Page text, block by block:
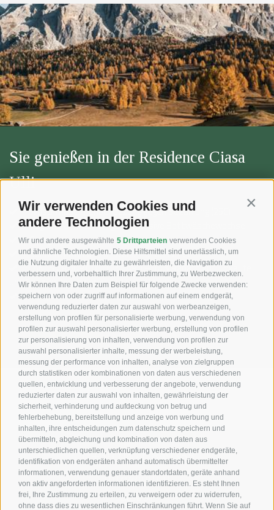
Wir verwenden Cookies und
andere Technologien
Wir und andere ausgewählte 5 Drittparteien verwenden Cookies
und ähnliche Technologien. Diese Hilfsmittel sind unerlässlich, um
die Nutzung digitaler Inhalte zu gewährleisten, die Navigation zu
verbessern und, vorbehaltlich Ihrer Zustimmung, zu Werbezwecken.
Wir können Ihre Daten zum Beispiel für folgende Zwecke verwenden:
speichern von oder zugriff auf informationen auf einem endgerät,
verwendung reduzierter daten zur auswahl von werbeanzeigen,
erstellung von profilen für personalisierte werbung, verwendung von
profilen zur auswahl personalisierter werbung, erstellung von profilen
zur personalisierung von inhalten, verwendung von profilen zur
auswahl personalisierter inhalte, messung der werbeleistung,
messung der performance von inhalten, analyse von zielgruppen
durch statistiken oder kombinationen von daten aus verschiedenen
quellen, entwicklung und verbesserung der angebote, verwendung
reduzierter daten zur auswahl von inhalten, gewährleistung der
sicherheit, verhinderung und aufdeckung von betrug und
fehlerbehebung, bereitstellung und anzeige von werbung und
inhalten, ihre entscheidungen zum datenschutz speichern und
übermitteln, abgleichung und kombination von daten aus
unterschiedlichen quellen, verknüpfung verschiedener endgeräte,
identifikation von endgeräten anhand automatisch übermittelter
informationen, verwendung genauer standortdaten, geräte anhand
von aktiv angeforderten informationen identifizieren. Es steht Ihnen
frei, Ihre Zustimmung zu erteilen, zu verweigern oder zu widerrufen,
ohne dass dies zu wesentlichen Einschränkungen führt. Wenn Sie auf
Sie genießen in der Residence Ciasa
Ulli
Waschmaschinenbenutzung gegen Bezahlung (25€)
Tägliche Zimmerreinigung inklusive Bettwäschewechsel
Garage
Sonnenterrasse mit Stühlen und Tischen
FANES GROUP FIDELITY CARD – 10 % Rabatt auf Einkäufe
und Services bei unseren Partnerbetrieben
Halbpension in der Las Vegas Lodge auf Anfrage
T +39 0471 849355
info@ulli.it
Ciasa Ulli